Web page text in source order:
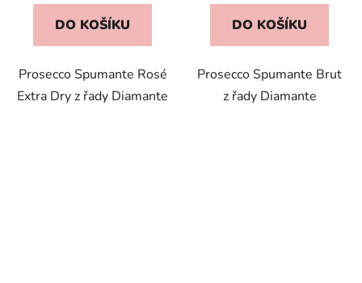
DO KOŠÍKU
Prosecco Spumante Rosé
Extra Dry z řady Diamante
DO KOŠÍKU
Prosecco Spumante Brut
z řady Diamante